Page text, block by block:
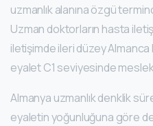
uzmanlık alanına özgü
Uzman doktorların hasta
iletişimde ileri düzey
eyalet C1 seviyesinde
Almanya uzmanlık denklik
eyaletin yoğunluğuna göre